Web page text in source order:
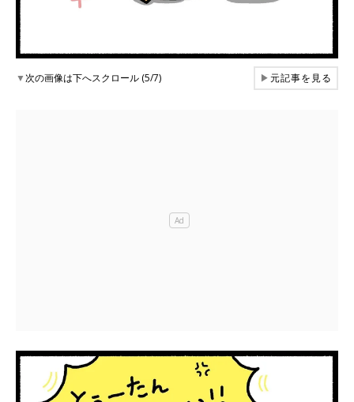
▼次の画像は下へスクロール (5/7) ▶元記事を見る